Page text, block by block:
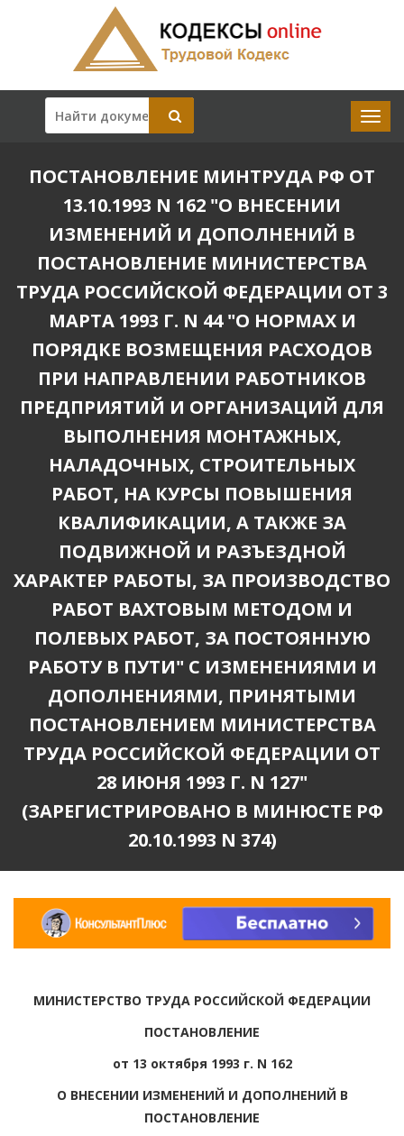
ПОСТАНОВЛЕНИЕ МИНТРУДА РФ ОТ
13.10.1993 N 162 "О ВНЕСЕНИИ
ИЗМЕНЕНИЙ И ДОПОЛНЕНИЙ В
ПОСТАНОВЛЕНИЕ МИНИСТЕРСТВА
ТРУДА РОССИЙСКОЙ ФЕДЕРАЦИИ ОТ 3
МАРТА 1993 Г. N 44 "О НОРМАХ И
ПОРЯДКЕ ВОЗМЕЩЕНИЯ РАСХОДОВ
ПРИ НАПРАВЛЕНИИ РАБОТНИКОВ
ПРЕДПРИЯТИЙ И ОРГАНИЗАЦИЙ ДЛЯ
ВЫПОЛНЕНИЯ МОНТАЖНЫХ,
НАЛАДОЧНЫХ, СТРОИТЕЛЬНЫХ
РАБОТ, НА КУРСЫ ПОВЫШЕНИЯ
КВАЛИФИКАЦИИ, А ТАКЖЕ ЗА
ПОДВИЖНОЙ И РАЗЪЕЗДНОЙ
ХАРАКТЕР РАБОТЫ, ЗА ПРОИЗВОДСТВО
РАБОТ ВАХТОВЫМ МЕТОДОМ И
ПОЛЕВЫХ РАБОТ, ЗА ПОСТОЯННУЮ
РАБОТУ В ПУТИ" С ИЗМЕНЕНИЯМИ И
ДОПОЛНЕНИЯМИ, ПРИНЯТЫМИ
ПОСТАНОВЛЕНИЕМ МИНИСТЕРСТВА
ТРУДА РОССИЙСКОЙ ФЕДЕРАЦИИ ОТ
28 ИЮНЯ 1993 Г. N 127"
(ЗАРЕГИСТРИРОВАНО В МИНЮСТЕ РФ
20.10.1993 N 374)
МИНИСТЕРСТВО ТРУДА РОССИЙСКОЙ ФЕДЕРАЦИИ
ПОСТАНОВЛЕНИЕ
от 13 октября 1993 г. N 162
О ВНЕСЕНИИ ИЗМЕНЕНИЙ И ДОПОЛНЕНИЙ В
ПОСТАНОВЛЕНИЕ